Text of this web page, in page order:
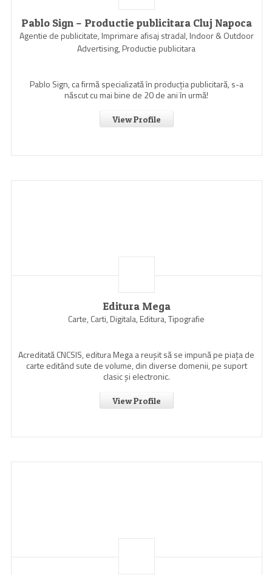
Pablo Sign – Productie publicitara Cluj Napoca
Agentie de publicitate, Imprimare afisaj stradal, Indoor & Outdoor
Advertising, Productie publicitara
Pablo Sign, ca firmă specializată în producția publicitară, s-a
născut cu mai bine de 20 de ani în urmă!
View Profile
Editura Mega
Carte, Carti, Digitala, Editura, Tipografie
Acreditată CNCSIS, editura Mega a reuşit să se impună pe piaţa de
carte editând sute de volume, din diverse domenii, pe suport
clasic şi electronic.
View Profile